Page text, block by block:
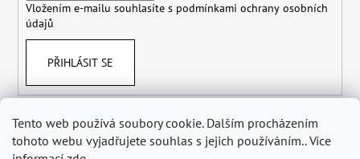
Tento web používá soubory cookie. Dalším procházením
tohoto webu vyjadřujete souhlas s jejich používáním.. Více
Vložením e-mailu souhlasíte s podmínkami ochrany osobních
údajů
PŘIHLÁSIT SE
Obchodní podmínky Doprava Ochrana osobních údajů GDPR